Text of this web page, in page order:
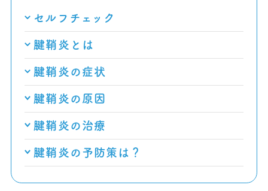
セルフチェック
腱鞘炎とは
腱鞘炎の症状
腱鞘炎の原因
腱鞘炎の治療
腱鞘炎の予防策は？